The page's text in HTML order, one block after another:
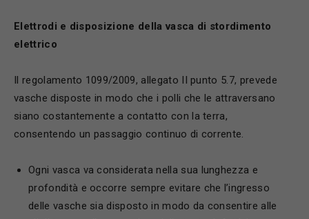
Elettrodi e disposizione della vasca di stordimento
elettrico
Il regolamento 1099/2009, allegato II punto 5.7, prevede
vasche disposte in modo che i polli che le attraversano
siano costantemente a contatto con la terra,
consentendo un passaggio continuo di corrente.
Ogni vasca va considerata nella sua lunghezza e
profondità e occorre sempre evitare che l’ingresso
delle vasche sia disposto in modo da consentire alle